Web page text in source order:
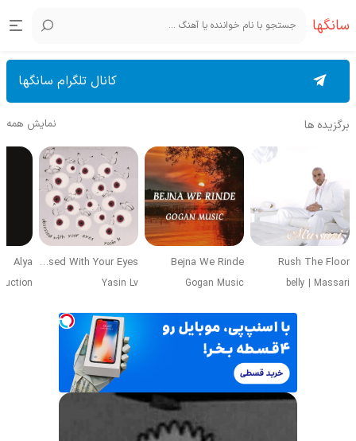
سانگها
کانال تلگرام سانگها
برگزیده ها نمایش همه
Rush The Floor
belly | Massari
Bejna We Rinde
Gogan Music
Obsessed With Your Eyes
Yasin Lv
Alya